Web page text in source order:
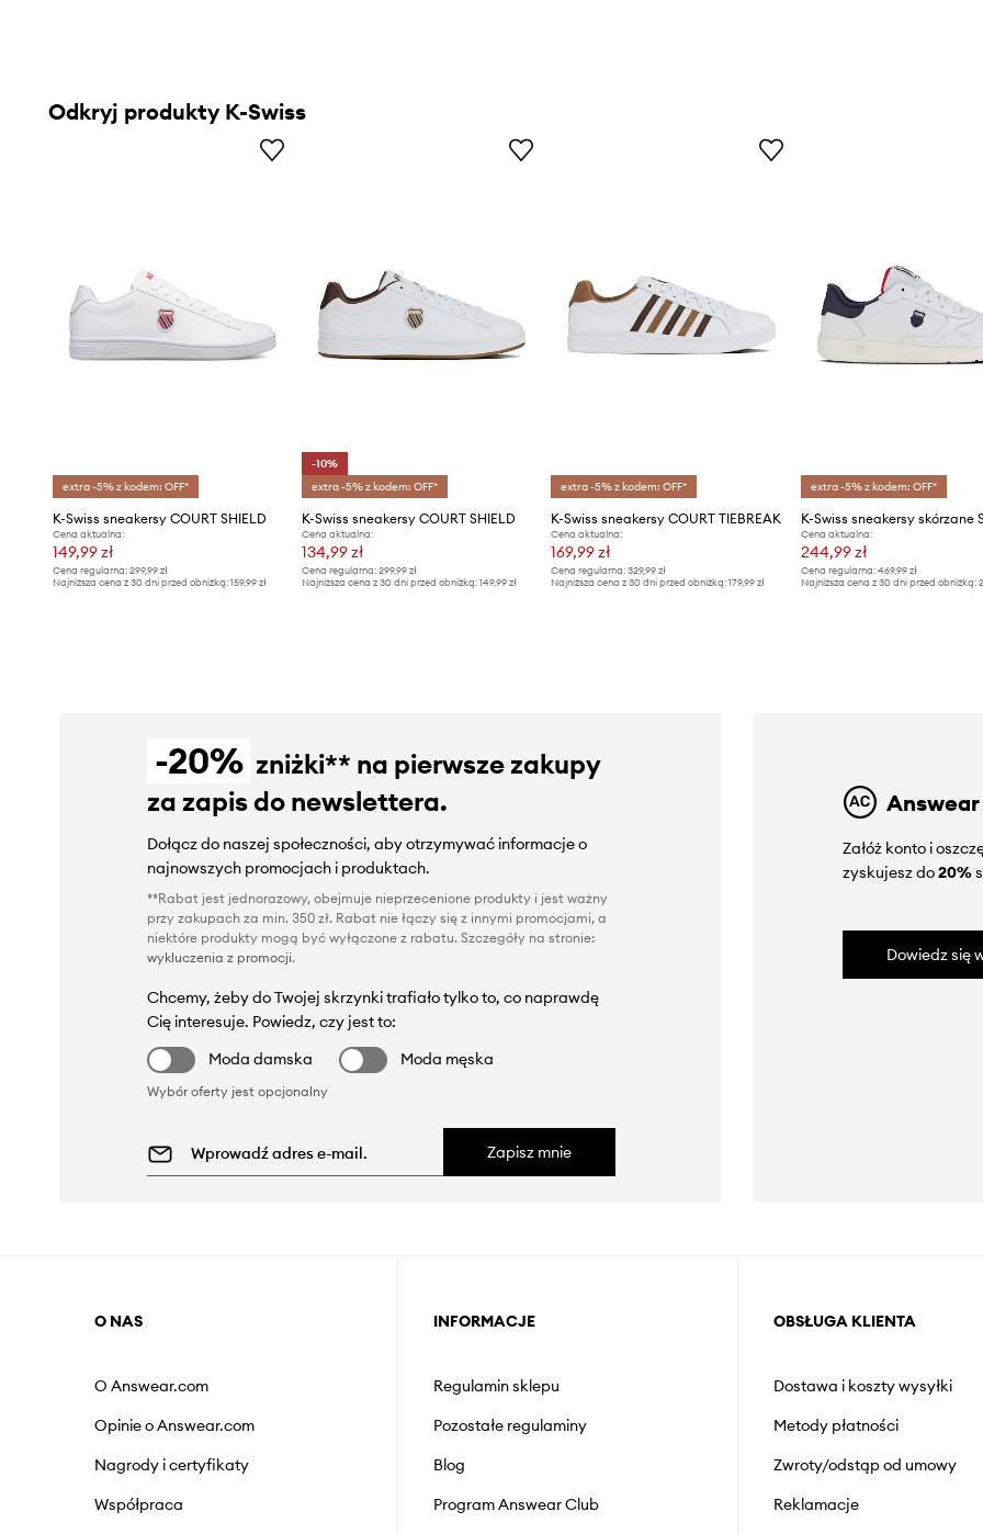
Odkryj produkty K-Swiss
extra -5% z kodem: OFF*
K-Swiss sneakersy COURT SHIELD
Cena aktualna:
149,99 zł
Cena regularna: 299,99 zł
Najniższa cena z 30 dni przed obniżką: 159,99 zł
-10%
extra -5% z kodem: OFF*
K-Swiss sneakersy COURT SHIELD
Cena aktualna:
134,99 zł
Cena regularna:299,99 zł
Najniższa cena z 30 dni przed obniżką:149,99 zł
extra -5% z kodem: OFF*
K-Swiss sneakersy COURT TIEBREAK
Cena aktualna:
169,99 zł
Cena regularna: 329,99 zł
Najniższa cena z 30 dni przed obniżką: 179,99 zł
extra -5% z kodem: OFF*
Cena aktualna:
244,99 zł
Cena regularna: 469,99 zł
Najniższa cena z 30 dni przed obniżką:
-20% zniżki** na pierwsze zakupy
za zapis do newslettera.
Dołącz do naszej społeczności, aby otrzymywać informacje o
najnowszych promocjach i produktach.
**Rabat jest jednorazowy, obejmuje nieprzecenione produkty i jest ważny
przy zakupach za min. 350 zł. Rabat nie łączy się z innymi promocjami, a
niektóre produkty mogą być wyłączone z rabatu. Szczegóły na stronie:
wykluczenia z promocji.
Chcemy, żeby do Twojej skrzynki trafiało tylko to, co naprawdę
Cię interesuje. Powiedz, czy jest to:
Moda damska
Moda męska
Wybór oferty jest opcjonalny
Zapisz mnie
Załóż konto i
zyskujesz do20%
Dowiedz się
O NAS
O Answear.com
Opinie o Answear.com
Nagrody i certyfikaty
Współpraca
INFORMACJE
Regulamin sklepu
Pozostałe regulaminy
Blog
Program Answear Club
OBSŁUGA KLIENTA
Dostawa i koszty wysyłki
Metody płatności
Zwroty/odstąp od umowy
Reklamacje